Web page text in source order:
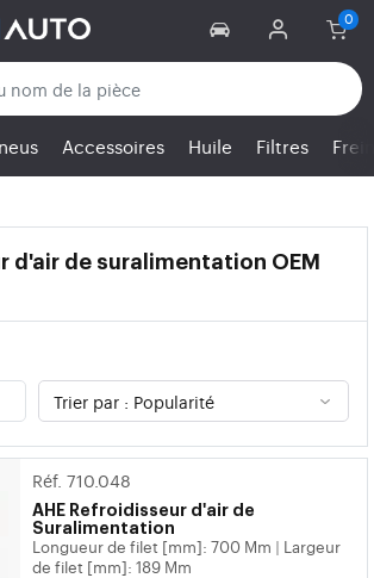
Accessoires Huile Filtres
d'air de suralimentation OEM
Réf. 710.048
AHE Refroidisseur d'air de
Suralimentation
Longueur de filet [mm]: 700 Mm
Largeur
de filet [mm]: 189 Mm